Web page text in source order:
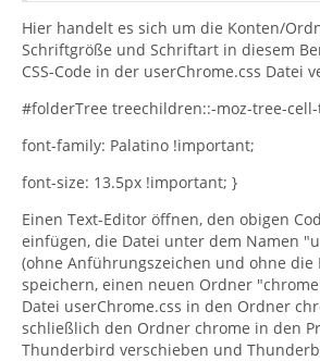
Hier handelt es sich um die Konten/
Schriftgröße und Schriftart in diesem
CSS-Code in der userChrome.css Datei
#folderTree treechildren::-moz-tree-
font-family: Palatino !important;
font-size: 13.5px !important; }
Einen Text-Editor öffnen, den obigen
einfügen, die Datei unter dem Namen
(ohne Anführungszeichen und ohne die
speichern, einen neuen Ordner
Datei userChrome.css in den Ordner
schließlich den Ordner chrome in den
Thunderbird verschieben und